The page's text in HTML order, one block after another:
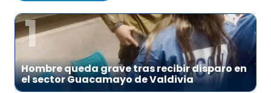
1
Hombre queda grave tras recibir disparo en
el sector Guacamayo de Valdivia